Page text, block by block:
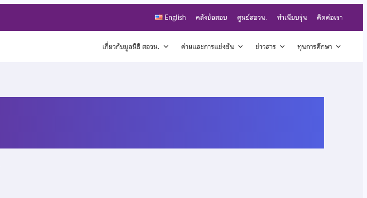
English คลังข้อสอบ ศูนย์สอวน. ทำเนียบรุ่น ติดต่อเรา
เกี่ยวกับมูลนิธิ สอวน. ค่ายและการแข่งขัน ข่าวสาร ทุนการศึกษา